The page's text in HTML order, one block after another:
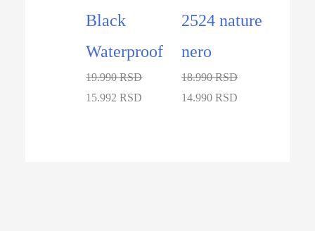
Black
Waterproof
19.990 RSD
15.992 RSD
2524 nature
nero
18.990 RSD
14.990 RSD